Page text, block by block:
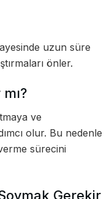
uzun süre
önler.
ve
olur. Bu nedenle
sürecini
Gerekir